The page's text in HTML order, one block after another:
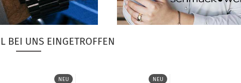
BEI UNS EINGETROFFEN
NEU NEU